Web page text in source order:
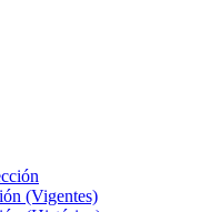
(Vigentes)